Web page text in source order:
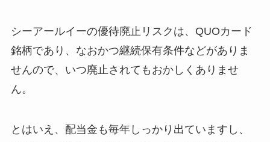
シーアールイーの優待廃止リスクは、QUOカード
銘柄であり、なおかつ継続保有条件などがありま
せんので、いつ廃止されてもおかしくありませ
ん。
とはいえ、配当金も毎年しっかり出ていますし、